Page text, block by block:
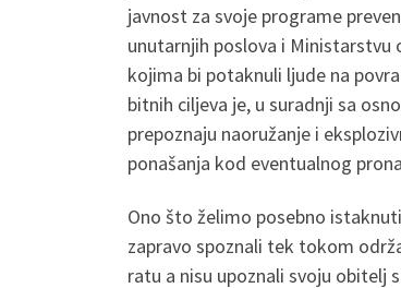
javnost za svoje programe
unutarnjih poslova i Ministarstvu
kojima bi potaknuli ljude na
bitnih ciljeva je, u suradnji sa
prepoznaju naoružanje i
ponašanja kod eventualnog
Ono što želimo posebno
zapravo spoznali tek tokom
ratu a nisu upoznali svoju obitelj